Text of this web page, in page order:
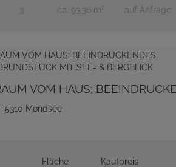
3
ca. 93,36 m2
auf Anfrage
5310 Mondsee
Fläche Kaufpreis